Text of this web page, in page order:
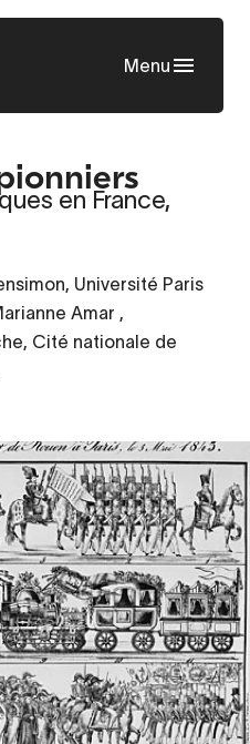
Menu
en France,
Université Paris
Amar ,
Cité nationale de